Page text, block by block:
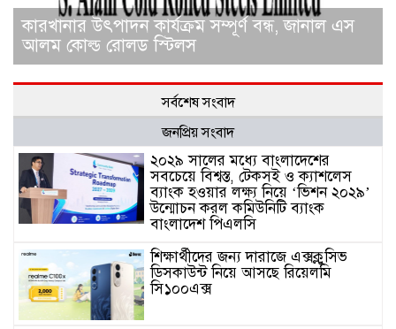
কারখানার উৎপাদন কার্যক্রম সম্পূর্ণ বন্ধ, জানাল এস
আলম কোল্ড রোলড স্টিলস
সর্বশেষ সংবাদ
জনপ্রিয় সংবাদ
২০২৯ সালের মধ্যে বাংলাদেশের
সবচেয়ে বিশ্বস্ত, টেকসই ও ক্যাশলেস
ব্যাংক হওয়ার লক্ষ্য নিয়ে ‘ভিশন ২০২৯’
উন্মোচন করল কমিউনিটি ব্যাংক
বাংলাদেশ পিএলসি
শিক্ষার্থীদের জন্য দারাজে এক্সক্লুসিভ
ডিসকাউন্ট নিয়ে আসছে রিয়েলমি
সি১০০এক্স